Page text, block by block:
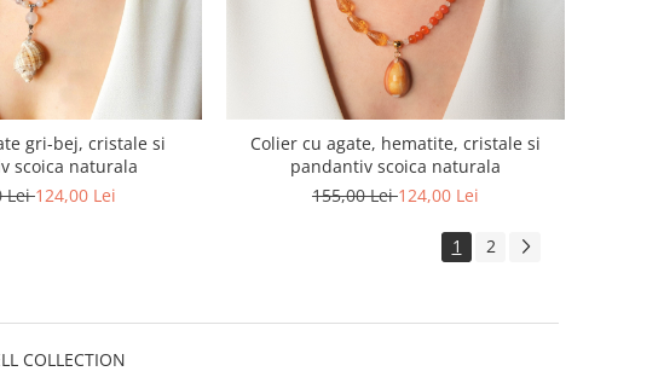
gri-bej, cristale si
scoica naturala
Lei124,00 Lei
Colier cu agate, hematite, cristale si
pandantiv scoica naturala
155,00 Lei124,00 Lei
1 2
COLLECTION